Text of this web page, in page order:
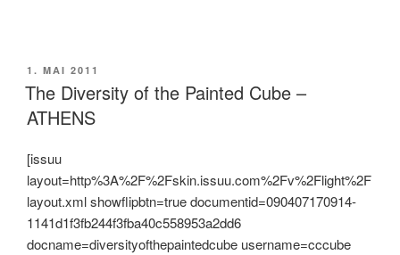
POSTED
ON
1. MAI 2011
The Diversity of the Painted Cube –
ATHENS
[issuu
layout=http%3A%2F%2Fskin.issuu.com%2Fv%2Flight%2F
layout.xml showflipbtn=true documentid=090407170914-
1141d1f3fb244f3fba40c558953a2dd6
docname=diversityofthepaintedcube username=cccube